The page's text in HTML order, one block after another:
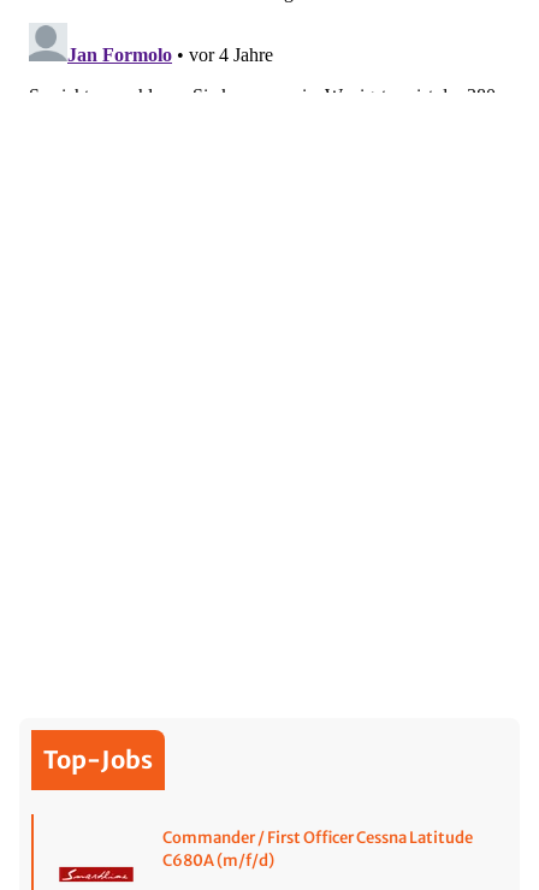
Top-Jobs
Commander / First Officer Cessna Latitude
C680A (m/f/d)